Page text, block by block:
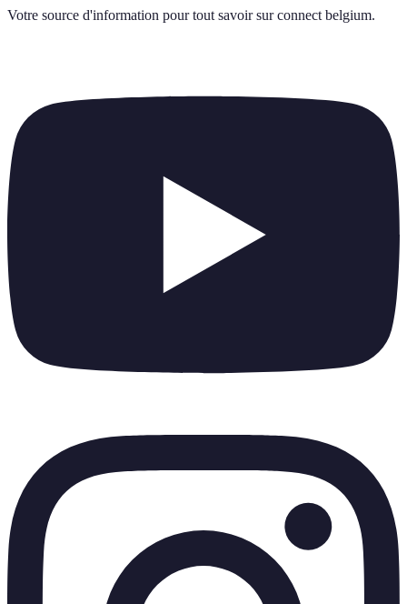
Votre source d'information pour tout savoir sur connect belgium.